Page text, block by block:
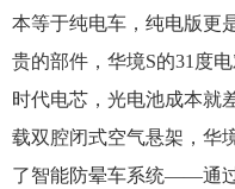
本等于纯电车，纯电版更
贵的部件，华境S的31度
时代电芯，光电池成本就
载双腔闭式空气悬架，华
了智能防晕车系统——通